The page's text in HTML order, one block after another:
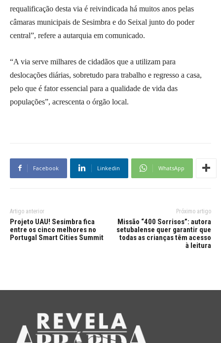
requalificação desta via é reivindicada há muitos anos pelas
câmaras municipais de Sesimbra e do Seixal junto do poder
central”, refere a autarquia em comunicado.
“A via serve milhares de cidadãos que a utilizam para
deslocações diárias, sobretudo para trabalho e regresso a casa,
pelo que é fator essencial para a qualidade de vida das
populações”, acrescenta o órgão local.
Facebook Linkedin WhatsApp
Artigo anterior
Projeto UAU! Sesimbra fica
entre os cinco melhores no
Portugal Smart Cities Summit
Próximo artigo
Missão “400 Sorrisos”: autora
setubalense quer garantir que
todas as crianças têm acesso
à leitura